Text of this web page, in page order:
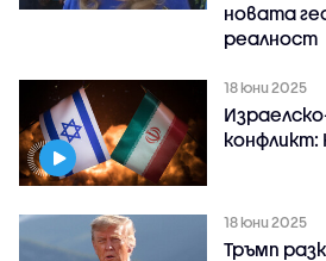
новата
реалност
18 юни 2025
конфликт:
18 юни 2025
Тръмп